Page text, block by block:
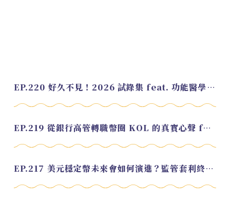
EP.220 好久不見！2026 試錄集 feat. 功能醫學營養師 美寶
EP.219 從銀行高管轉職幣圈 KOL 的真實心聲 feat.龜大
EP.217 美元穩定幣未來會如何演進？監管套利終將收斂？feat. 研究員 余哲安